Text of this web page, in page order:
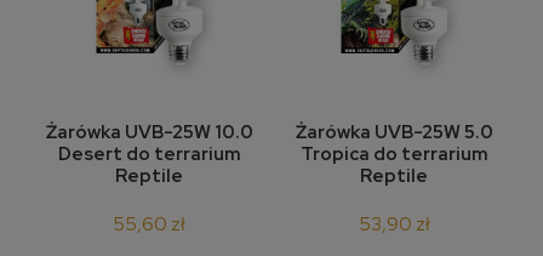
Żarówka UVB-25W 10.0
Desert do terrarium
Reptile
55,60 zł
Żarówka UVB-25W 5.0
Tropica do terrarium
Reptile
53,90 zł